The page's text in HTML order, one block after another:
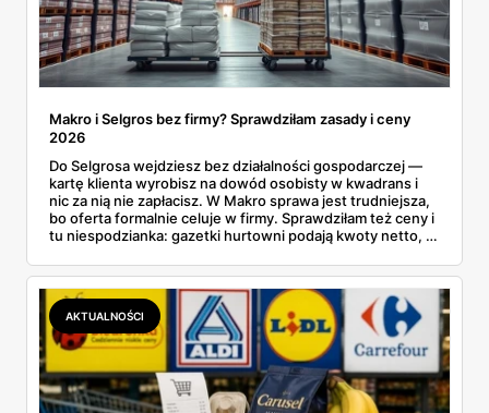
Makro i Selgros bez firmy? Sprawdziłam zasady i ceny
2026
Do Selgrosa wejdziesz bez działalności gospodarczej —
kartę klienta wyrobisz na dowód osobisty w kwadrans i
nic za nią nie zapłacisz. W Makro sprawa jest trudniejsza,
bo oferta formalnie celuje w firmy. Sprawdziłam też ceny i
tu niespodzianka: gazetki hurtowni podają kwoty netto, a
zawsze wygrywa — ta sama kawa ziarnista kosztuje w
Makro ponad dwa razy więcej niż w weekendowej
promocji dyskontu.
AKTUALNOŚCI